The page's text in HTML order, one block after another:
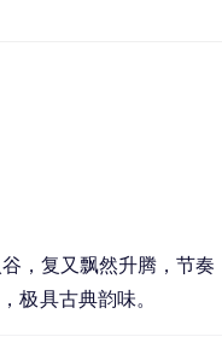
，复又飘然升腾，节奏
极具古典韵味。